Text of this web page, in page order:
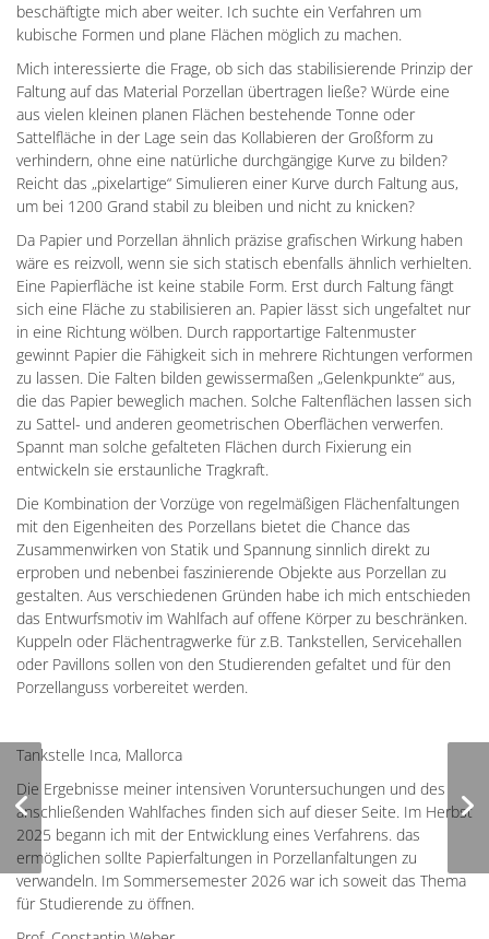
beschäftigte mich aber weiter. Ich suchte ein Verfahren um
kubische Formen und plane Flächen möglich zu machen.
Mich interessierte die Frage, ob sich das stabilisierende Prinzip der
Faltung auf das Material Porzellan übertragen ließe? Würde eine
aus vielen kleinen planen Flächen bestehende Tonne oder
Sattelfläche in der Lage sein das Kollabieren der Großform zu
verhindern, ohne eine natürliche durchgängige Kurve zu bilden?
Reicht das „pixelartige“ Simulieren einer Kurve durch Faltung aus,
um bei 1200 Grand stabil zu bleiben und nicht zu knicken?
Da Papier und Porzellan ähnlich präzise grafischen Wirkung haben
wäre es reizvoll, wenn sie sich statisch ebenfalls ähnlich verhielten.
Eine Papierfläche ist keine stabile Form. Erst durch Faltung fängt
sich eine Fläche zu stabilisieren an. Papier lässt sich ungefaltet nur
in eine Richtung wölben. Durch rapportartige Faltenmuster
gewinnt Papier die Fähigkeit sich in mehrere Richtungen verformen
zu lassen. Die Falten bilden gewissermaßen „Gelenkpunkte“ aus,
die das Papier beweglich machen. Solche Faltenflächen lassen sich
zu Sattel- und anderen geometrischen Oberflächen verwerfen.
Spannt man solche gefalteten Flächen durch Fixierung ein
entwickeln sie erstaunliche Tragkraft.
Die Kombination der Vorzüge von regelmäßigen Flächenfaltungen
mit den Eigenheiten des Porzellans bietet die Chance das
Zusammenwirken von Statik und Spannung sinnlich direkt zu
erproben und nebenbei faszinierende Objekte aus Porzellan zu
gestalten. Aus verschiedenen Gründen habe ich mich entschieden
das Entwurfsmotiv im Wahlfach auf offene Körper zu beschränken.
Kuppeln oder Flächentragwerke für z.B. Tankstellen, Servicehallen
oder Pavillons sollen von den Studierenden gefaltet und für den
Porzellanguss vorbereitet werden.
Tankstelle Inca, Mallorca
Die Ergebnisse meiner intensiven Voruntersuchungen und des
anschließenden Wahlfaches finden sich auf dieser Seite. Im Herbst
2025 begann ich mit der Entwicklung eines Verfahrens. das
ermöglichen sollte Papierfaltungen in Porzellanfaltungen zu
verwandeln. Im Sommersemester 2026 war ich soweit das Thema
für Studierende zu öffnen.
Puppenportraits
Porzellan, Näharbeit,
2020